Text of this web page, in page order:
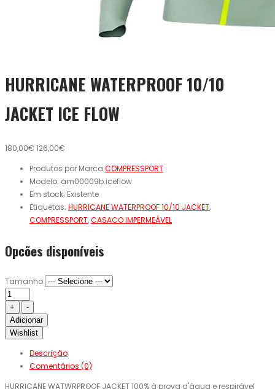
HURRICANE WATERPROOF 10/10
JACKET ICE FLOW
180,00€ 126,00€
Produtos por Marca COMPRESSPORT
Modelo: am00009b.iceflow
Em stock: Existente
Etiquetas: HURRICANE WATERPROOF 10/10 JACKET,
COMPRESSPORT,CASACO IMPERMEÁVEL
Opcões disponíveis
Tamanho
Adicionar
Wishlist
Descrição
Comentários (0)
HURRICANE WATWRPROOF JACKET 100% à prova d'água e respirável